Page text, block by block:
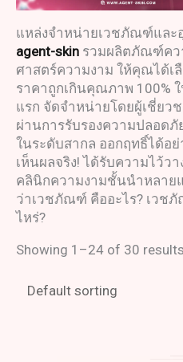
แหล่งจำหน่ายเวชภัณฑ์และ
agent-skin รวมผลิตภัณฑ์คว
ศาสตร์ความงาม ให้คุณได้เ
ราคาถูกเกินคุณภาพ 100%
แรก จัดจำหน่ายโดยผู้เชี่ยว
ผ่านการรับรองความปลอด
ในระดับสากล ออกฤทธิ์ได้อ
เห็นผลจริง! ได้รับความไว้ว
คลินิกความงามชั้นนำหลาย
ว่าเวชภัณฑ์ คืออะไร? เวช
ไหร่?
Showing 1–24 of 30 results
s
s
t
s
t
s
s